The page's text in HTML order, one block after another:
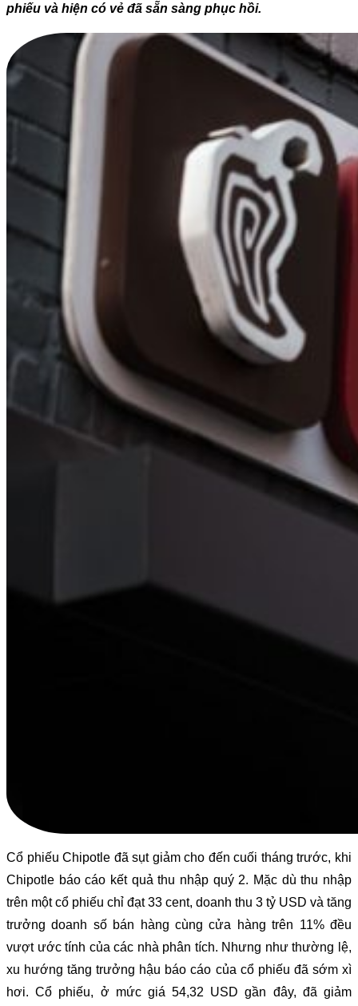
phiếu và hiện có vẻ đã sẵn sàng phục hồi.
Cổ phiếu Chipotle đã sụt giảm cho đến cuối tháng trước, khi
Chipotle báo cáo kết quả thu nhập quý 2. Mặc dù thu nhập
trên một cổ phiếu chỉ đạt 33 cent, doanh thu 3 tỷ USD và tăng
trưởng doanh số bán hàng cùng cửa hàng trên 11% đều
vượt ước tính của các nhà phân tích. Nhưng như thường lệ,
xu hướng tăng trưởng hậu báo cáo của cổ phiếu đã sớm xì
hơi. Cổ phiếu, ở mức giá 54,32 USD gần đây, đã giảm